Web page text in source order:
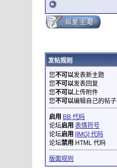
发帖规则
您不可以发表新主题
您不可以发表回复
您不可以上传附件
您不可以编辑自己的帖子
启用 BB 代码
论坛启用 表情符号
论坛启用 [IMG] 代码
论坛禁用 HTML 代码
版面规则